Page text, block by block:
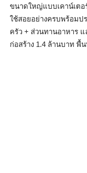
ขนาดใหญ่แบบเคาน์เต
ใช้สอยอย่างครบพร้อมป
ครัว + ส่วนทานอาหาร
ก่อสร้าง 1.4 ล้านบาท พื้